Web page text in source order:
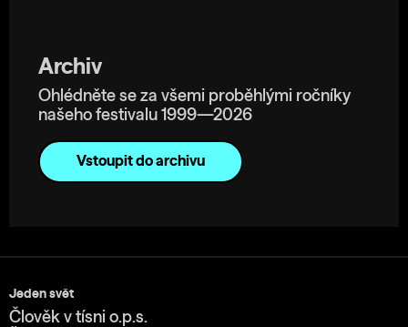
Archiv
Ohlédněte se za všemi proběhlými ročníky
našeho festivalu 1999—2026
Vstoupit do archivu
Jeden svět
Člověk v tísni o.p.s.